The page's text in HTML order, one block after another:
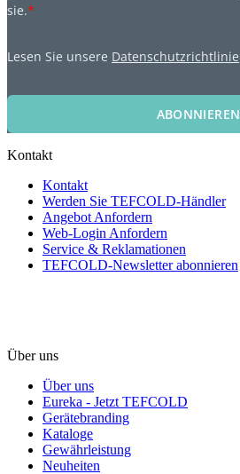
sie.*
Lesen Sie unsere Datenschutzrichtlinie
ABONNIEREN
Kontakt
Kontakt
Werden Sie TEFCOLD-Händler
Angebot Anfordern
Web-Login Anfordern
Service & Reklamationen
TEFCOLD-Newsletter abonnieren
Über uns
Über uns
Eureka - Jetzt TEFCOLD
Gerätebranding
Kataloge
Gewährleistung
Neuheiten